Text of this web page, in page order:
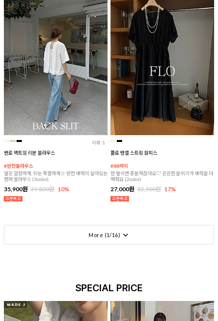
리뷰:1
벤로 백트임 리본 블라우스
#반전블라우스
앞은 깔끔하게, 뒤는 특별하게☆ 반전 매력이 살아있는
썸머 블라우스 (3color)
35,900원 39,800원 10%
플로 텐셀 스트링 원피스
#88까지
한 벌이면 충분하잖아요♡ 은은한 분위기가 매력을 더
해줘요 (2color)
27,000원 32,500원 17%
More (1/16)
SPECIAL PRICE